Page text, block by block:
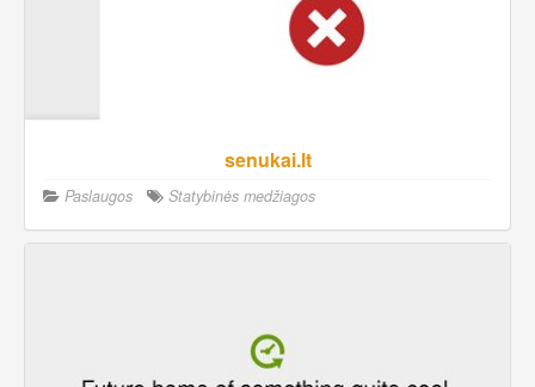
senukai.lt
Paslaugos Statybinės medžiagos